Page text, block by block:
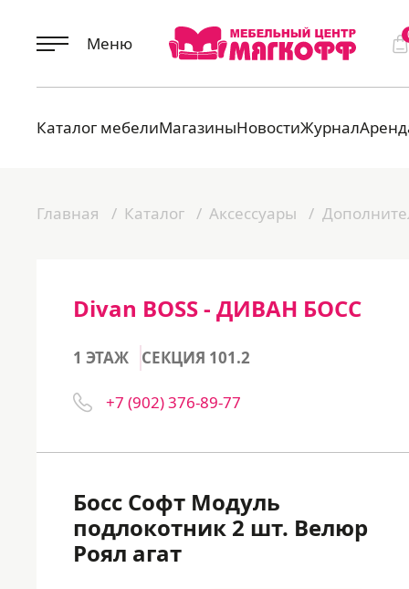
Меню
Каталог мебелиМагазиныНовостиЖурнал
Главная Каталог Аксессуары
Divan BOSS - ДИВАН БОСС
1 ЭТАЖ СЕКЦИЯ 101.2
+7 (902) 376-89-77
Босс Софт Модуль
подлокотник 2 шт. Велюр
Роял агат